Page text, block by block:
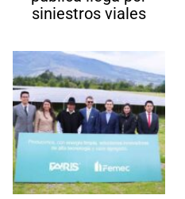
siniestros viales